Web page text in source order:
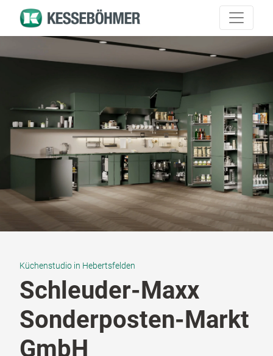
Küchenstudio in Hebertsfelden
Schleuder-Maxx
Sonderposten-Markt
GmbH